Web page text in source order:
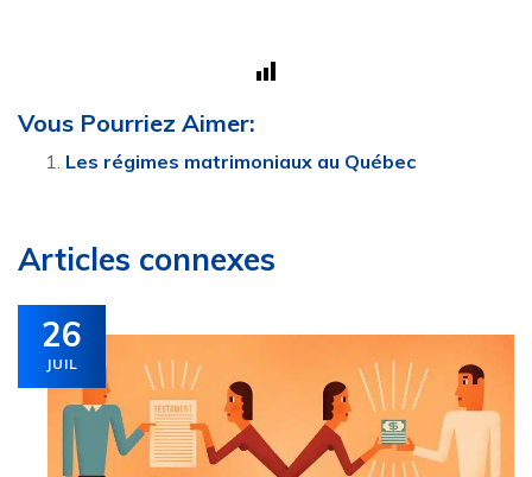
Vous Pourriez Aimer:
Les régimes matrimoniaux au Québec
Articles connexes
26
JUIL